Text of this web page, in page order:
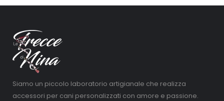
Siamo un piccolo laboratorio artigianale che realizza
accessori per cani personalizzati con amore e passione.